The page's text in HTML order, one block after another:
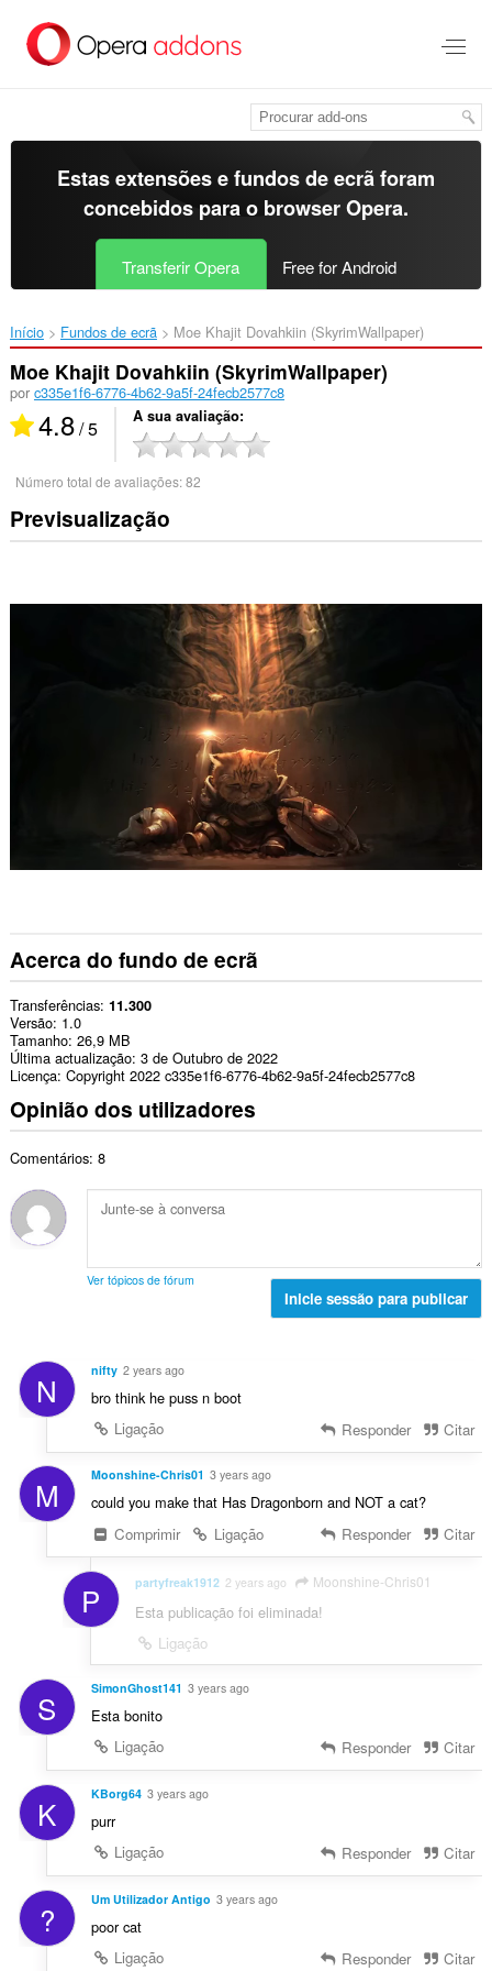
para
Estas extensões e fundos de ecrã foram
concebidos para o browser Opera.
Transferir Opera Free for Android
Início Fundos de ecrã Moe Khajit Dovahkiin (SkyrimWallpaper)‎
Moe Khajit Dovahkiin (SkyrimWallpaper)
por c335e1f6-6776-4b62-9a5f-24fecb2577c8
4.8/ 5 A sua avaliação
Número total de avaliações:82
Previsualização
Acerca do fundo de ecrã
Transferências 11.300
Versão 1.0
Tamanho 26,9 MB
Última actualização 3 de Outubro de 2022
Licença Copyright 2022 c335e1f6-6776-4b62-9a5f-24fecb2577c8
Opinião dos utilizadores
Comentários: 8
Ver tópicos de fórum
Inicie sessão para publicar
N nifty 2 years ago
bro think he puss n boot
Ligação
Responder Citar
M Moonshine-Chris01 3 years ago
could you make that Has Dragonborn and NOT a cat?
Comprimir
Ligação Responder Citar
P partyfreak1912 2 years ago Moonshine-Chris01
Esta publicação foi eliminada!
Ligação
S SimonGhost141 3 years ago
Esta bonito
Ligação
Responder Citar
K KBorg64 3 years ago
purr
Ligação
Responder Citar
? Um Utilizador Antigo 3 years ago
poor cat
Ligação
Responder Citar